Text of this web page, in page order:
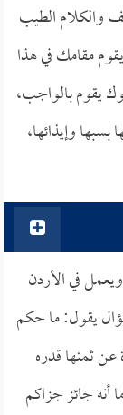
والكلام الطيب
مقامك في هذا
يقوم بالواجب،
وإيذائها،
في الأردن
يقول: ما حكم
عن ثمنها قدره
أنه جائز جزاكم